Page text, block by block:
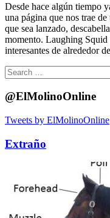
Desde hace algún tiempo
una página que nos trae
que sea lanzado,
momento. Laughing Squid
interesantes de alrededor
Search
for:
@ElMolinoOnline
Tweets by ElMolinoOnline
Extraño